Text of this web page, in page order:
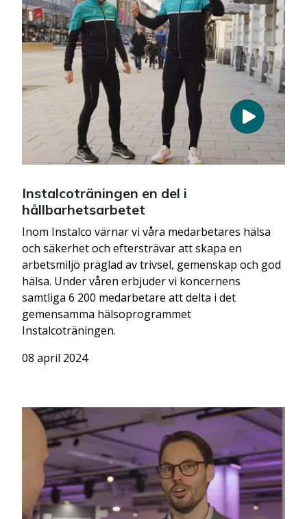
Instalcoträningen en del i
hållbarhetsarbetet
Inom Instalco värnar vi våra medarbetares hälsa
och säkerhet och eftersträvar att skapa en
arbetsmiljö präglad av trivsel, gemenskap och god
hälsa. Under våren erbjuder vi koncernens
samtliga 6 200 medarbetare att delta i det
gemensamma hälsoprogrammet
Instalcoträningen.
08 april 2024